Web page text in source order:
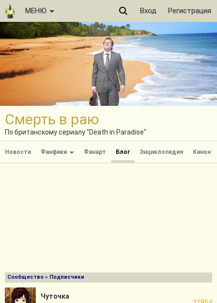
МЕНЮ Вход Регистрация
Смерть в раю
По британскому сериалу "Death in Paradise"
Новости Фанфики Фанарт Блог Энциклопедия Канон
Сообщество » Подписчики
Чуточка